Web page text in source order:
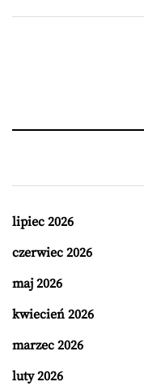
lipiec 2026
czerwiec 2026
maj 2026
kwiecień 2026
marzec 2026
luty 2026